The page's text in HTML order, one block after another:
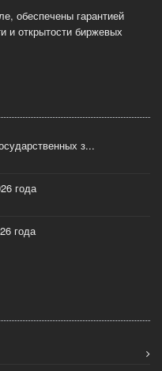
обеспечены гарантией
и открытости биржевых
з...
года
года